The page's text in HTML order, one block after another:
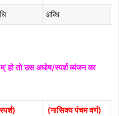
अब्धि
हो तो उस अघोष/स्पर्श व्यंजन का
(नासिक्य पंचम वर्ण)